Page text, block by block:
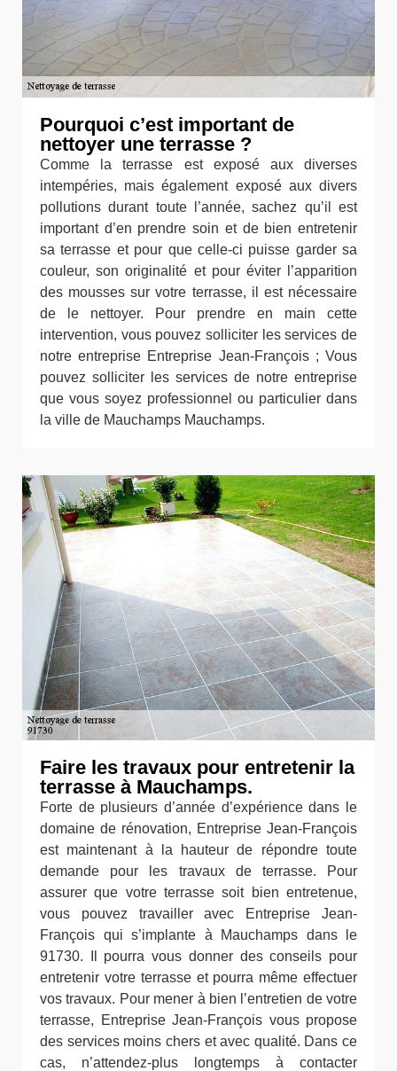
Pourquoi c’est important de
nettoyer une terrasse ?
Comme la terrasse est exposé aux diverses
intempéries, mais également exposé aux divers
pollutions durant toute l’année, sachez qu’il est
important d’en prendre soin et de bien entretenir
sa terrasse et pour que celle-ci puisse garder sa
couleur, son originalité et pour éviter l’apparition
des mousses sur votre terrasse, il est nécessaire
de le nettoyer. Pour prendre en main cette
intervention, vous pouvez solliciter les services de
notre entreprise Entreprise Jean-François ; Vous
pouvez solliciter les services de notre entreprise
que vous soyez professionnel ou particulier dans
la ville de Mauchamps Mauchamps.
Faire les travaux pour entretenir la
terrasse à Mauchamps.
Forte de plusieurs d’année d’expérience dans le
domaine de rénovation, Entreprise Jean-François
est maintenant à la hauteur de répondre toute
demande pour les travaux de terrasse. Pour
assurer que votre terrasse soit bien entretenue,
vous pouvez travailler avec Entreprise Jean-
François qui s’implante à Mauchamps dans le
91730. Il pourra vous donner des conseils pour
entretenir votre terrasse et pourra même effectuer
vos travaux. Pour mener à bien l’entretien de votre
terrasse, Entreprise Jean-François vous propose
des services moins chers et avec qualité. Dans ce
cas, n’attendez-plus longtemps à contacter